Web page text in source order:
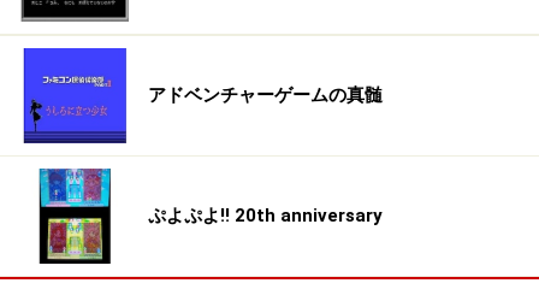
アドベンチャーゲームの真髄
ぷよぷよ!! 20th anniversary